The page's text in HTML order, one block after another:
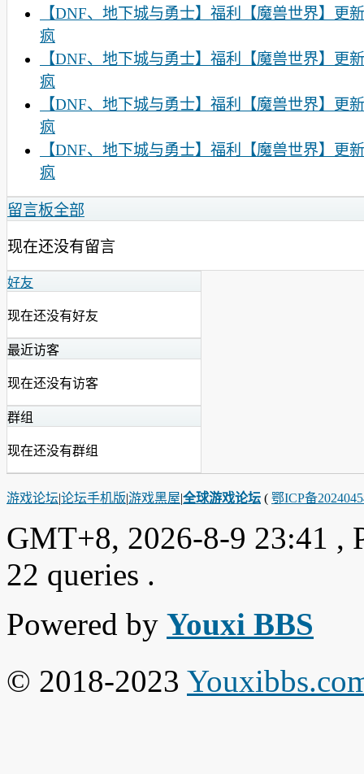
【DNF、地下城与勇士】福利【魔兽世界】更
疯
【DNF、地下城与勇士】福利【魔兽世界】更
疯
【DNF、地下城与勇士】福利【魔兽世界】更
疯
【DNF、地下城与勇士】福利【魔兽世界】更
疯
留言板全部
现在还没有留言
好友
现在还没有好友
最近访客
现在还没有访客
群组
现在还没有群组
游戏论坛|论坛手机版|游戏黑屋|全球游戏论坛 ( 鄂ICP备
GMT+8, 2026-8-9 23:41 ,
22 queries .
Powered by Youxi BBS
© 2018-2023